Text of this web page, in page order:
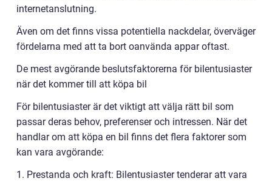
internetanslutning.
Även om det finns vissa potentiella nackdelar, överväger
fördelarna med att ta bort oanvända appar oftast.
De mest avgörande beslutsfaktorerna för bilentusiaster
när det kommer till att köpa bil
För bilentusiaster är det viktigt att välja rätt bil som
passar deras behov, preferenser och intressen. När det
handlar om att köpa en bil finns det flera faktorer som
kan vara avgörande:
1. Prestanda och kraft: Bilentusiaster tenderar att vara